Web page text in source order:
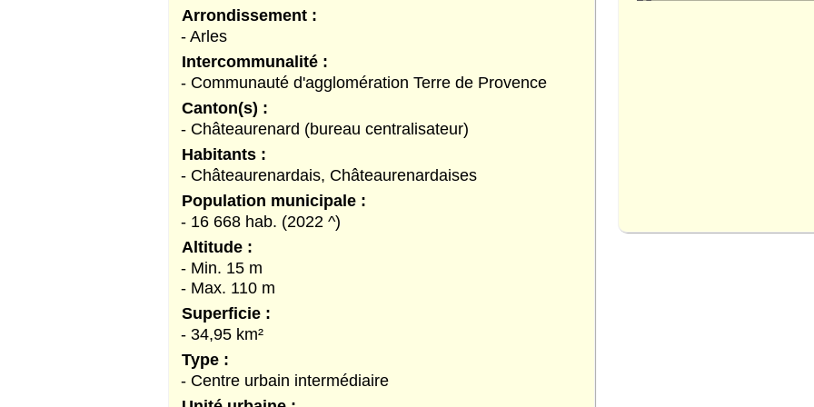
Arrondissement :
- Arles
Intercommunalité :
- Communauté d'agglomération Terre de Provence
Canton(s) :
- Châteaurenard (bureau centralisateur)
Habitants :
- Châteaurenardais, Châteaurenardaises
Population municipale :
- 16 668 hab. (2022 ^)
Altitude :
- Min. 15 m
- Max. 110 m
Superficie :
- 34,95 km²
Type :
- Centre urbain intermédiaire